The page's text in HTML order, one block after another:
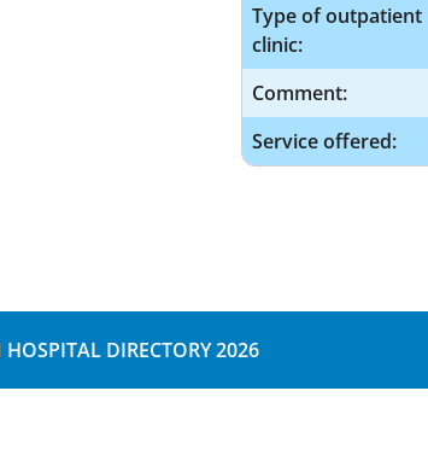
Type of outpatient
clinic:
Comment:
Service offered:
DIRECTORY 2026